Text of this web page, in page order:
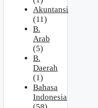
Akuntansi
(11)
B.
Arab
(5)
B.
Daerah
(1)
Bahasa
Indonesia